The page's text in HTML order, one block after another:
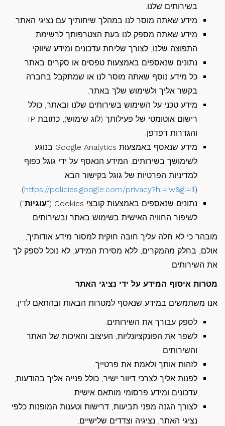
בשירותים שלנו.
מידע שאתה מוסר לנו במהלך שיחותיך עם נציגי האתר.
מידע שאתה מספק לנו בעת הצטרפותך לרשימת
התפוצה שלנו, לצורך שליחת עדכונים ומידע שיווקי.
נתונים שנאספים באמצעות טפסים או סקרים באתר.
כל מידע נוסף שאתה מוסר לנו או שמתקבל בחברה
בקשר אליך ולשימוש שלך באתר.
מידע טכני על השימוש בשירותים שלנו ובאתר, כולל
רישום אוטומטי של פעילותך (לוג שימוש), כתובת IP
והגדרות דפדפן.
מידע שנאסף באמצעות Google Analytics בנוגע
לשימושך בשירותים. המידע הנאסף על ידי גוגל כפוף
למדיניות הפרטיות של גוגל בקישור הבא
(
https://policies.google.com/privacy?hl=iw&gl=il
).
נתונים שנאספים באמצעות קובצי Cookies ("
עוגיות")
לשיפור החוויה האישית בשימוש באתר ובשירותים.
מובהר כי לא חלה עליך חובה חוקית למסור מידע אודותיך,
אולם, בחלק מהמקרים, ללא מסירת המידע, לא נוכל לספק לך
את השירותים.
מטרות איסוף המידע על ידי נציגי האתר
אנו משתמשים במידע שנאסף למטרות הבאות ובהתאם לדין:
לספק עבורך את השירותים.
לשפר את הפונקציונליות, העיצוב והאיכות של האתר
והשירותים.
לזהות אותך ולאמת את פרטייך.
לפנות אליך לצרכי דיוור ישיר, כולל פנייה אליך בהודעות,
עדכונים ומידע פרסומי מותאם אישית.
לצורך הגנה מפני תביעות, דרישות וטענות המופנות כלפי
נציגי האתר, נציגיה וצדדים שלישיים.